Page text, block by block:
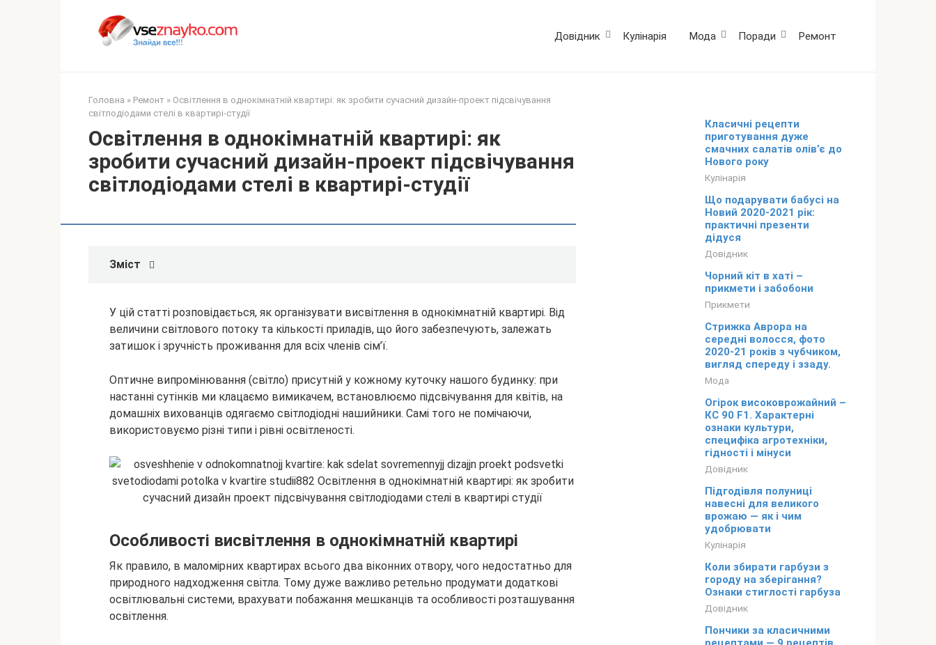
Довідник Кулінарія Мода Поради Ремонт
Головна » Ремонт » Освітлення в однокімнатній квартирі: як зробити сучасний дизайн-проект підсвічування
світлодіодами стелі в квартирі-студії
Освітлення в однокімнатній квартирі: як
зробити сучасний дизайн-проект підсвічування
світлодіодами стелі в квартирі-студії
Зміст
У цій статті розповідається, як організувати висвітлення в однокімнатній квартирі. Від
величини світлового потоку та кількості приладів, що його забезпечують, залежать
затишок і зручність проживання для всіх членів сім’ї.
Оптичне випромінювання (світло) присутній у кожному куточку нашого будинку: при
настанні сутінків ми клацаємо вимикачем, встановлюємо підсвічування для квітів, на
домашніх вихованців одягаємо світлодіодні нашийники. Самі того не помічаючи,
використовуємо різні типи і рівні освітленості.
Особливості висвітлення в однокімнатній квартирі
Як правило, в маломірних квартирах всього два віконних отвору, чого недостатньо для
природного надходження світла. Тому дуже важливо ретельно продумати додаткові
освітлювальні системи, врахувати побажання мешканців та особливості розташування
освітлення.
Класичні рецепти
приготування дуже
смачних салатів олів’є до
Нового року
Кулінарія
Що подарувати бабусі на
Новий 2020-2021 рік:
практичні презенти
дідуся
Довідник
Чорний кіт в хаті –
прикмети і забобони
Прикмети
Стрижка Аврора на
середні волосся, фото
2020-21 років з чубчиком,
вигляд спереду і ззаду.
Мода
Огірок високоврожайний –
КС 90 F1. Характерні
ознаки культури,
специфіка агротехніки,
гідності і мінуси
Довідник
Підгодівля полуниці
навесні для великого
врожаю — як і чим
удобрювати
Кулінарія
Коли збирати гарбузи з
городу на зберігання?
Ознаки стиглості гарбуза
Довідник
Пончики за класичними